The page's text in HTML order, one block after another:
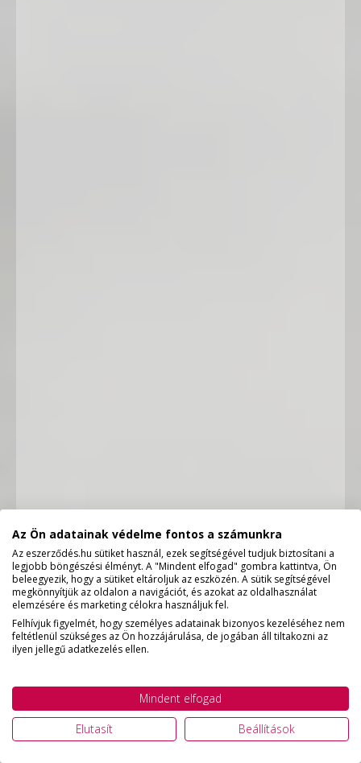
Az Ön adatainak védelme fontos a számunkra
Az eszerződés.hu sütiket használ, ezek segítségével tudjuk biztosítani a
legjobb böngészési élményt. A "Mindent elfogad" gombra kattintva, Ön
beleegyezik, hogy a sütiket eltároljuk az eszközén. A sütik segítségével
megkönnyítjük az oldalon a navigációt, és azokat az oldalhasználat
elemzésére és marketing célokra használjuk fel.
Felhívjuk figyelmét, hogy személyes adatainak bizonyos kezeléséhez nem
feltétlenül szükséges az Ön hozzájárulása, de jogában áll tiltakozni az
ilyen jellegű adatkezelés ellen.
Mindent elfogad
Elutasít
Beállítások